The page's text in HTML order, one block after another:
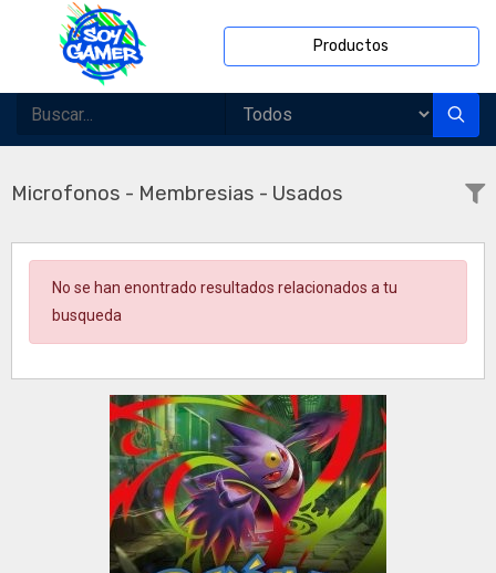
Productos
Microfonos - Membresias - Usados
No se han enontrado resultados relacionados a tu
busqueda